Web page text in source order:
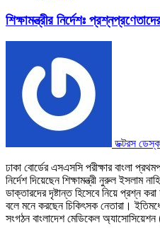
শিক্ষামন্ত্রীর নির্দেশঃ
ডক্টরস ডেস্ক
ঢাকা বোর্ডের এসএসসি পরীক্ষার বাংলা
নির্দেশ দিয়েছেন শিক্ষামন্ত্রী নুরুল ইসলাম
ডাক্তারদের দৃষ্টান্ত হিসেবে নিয়ে প্রশ্ন
বলে মনে করছেন চিকিৎসক নেতারা।
সংগঠন বাংলাদেশ মেডিকেল